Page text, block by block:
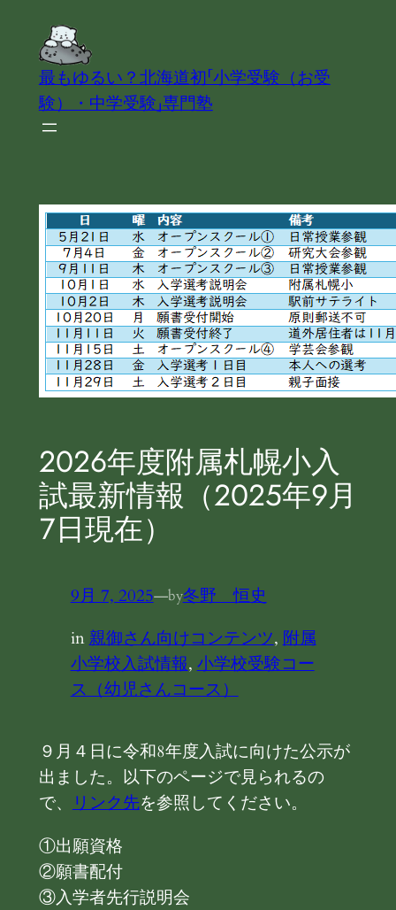
最もゆるい？北海道初「小学受験（お受
験）・中学受験」専門塾
2026年度附属札幌小入
試最新情報（2025年９月
７日現在）
9月 7, 2025—by冬野 恒史
in親御さん向けコンテンツ, 附属
小学校入試情報, 小学校受験コー
ス（幼児さんコース）
９月４日に令和8年度入試に向けた公示が
出ました。以下のページで見られるの
で、リンク先を参照してください。
①出願資格
②願書配付
③入学者先行説明会